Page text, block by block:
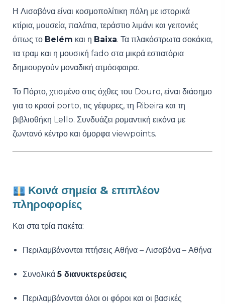
Η Λισαβόνα είναι κοσμοπολίτικη πόλη με ιστορικά
κτίρια, μουσεία, παλάτια, τεράστιο λιμάνι και γειτονιές
όπως το Belém και η Baixa. Τα πλακόστρωτα σοκάκια,
τα τραμ και η μουσική fado στα μικρά εστιατόρια
δημιουργούν μοναδική ατμόσφαιρα.
Το Πόρτο, χτισμένο στις όχθες του Douro, είναι διάσημο
για το κρασί porto, τις γέφυρες, τη Ribeira και τη
βιβλιοθήκη Lello. Συνδυάζει ρομαντική εικόνα με
ζωντανό κέντρο και όμορφα viewpoints.
Κοινά σημεία & επιπλέον
πληροφορίες
Και στα τρία πακέτα:
Περιλαμβάνονται πτήσεις Αθήνα – Λισαβόνα – Αθήνα
Συνολικά5 διανυκτερεύσεις
Περιλαμβάνονται όλοι οι φόροι και οι βασικές